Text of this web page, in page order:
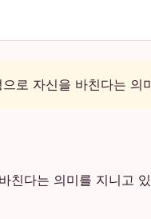
로 자신을 바친다는 의
다는 의미를 지니고